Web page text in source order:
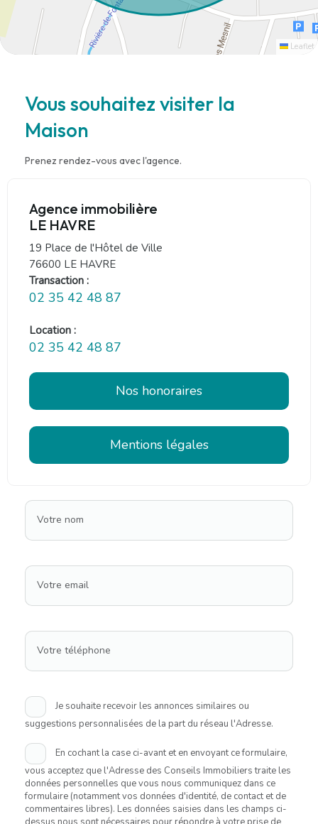
Leaflet
Vous souhaitez visiter la
Maison
Prenez rendez-vous avec l'agence.
Agence immobilière
LE HAVRE
19 Place de l'Hôtel de Ville
76600 LE HAVRE
Transaction :
02 35 42 48 87
Location :
02 35 42 48 87
Nos honoraires
Mentions légales
Votre nom
Votre email
Votre téléphone
Je souhaite recevoir les annonces similaires ou
suggestions personnalisées de la part du réseau l'Adresse.
En cochant la case ci-avant et en envoyant ce formulaire,
vous acceptez que l'Adresse des Conseils Immobiliers traite les
données personnelles que vous nous communiquez dans ce
formulaire (notamment vos données d'identité, de contact et de
commentaires libres). Les données saisies dans les champs ci-